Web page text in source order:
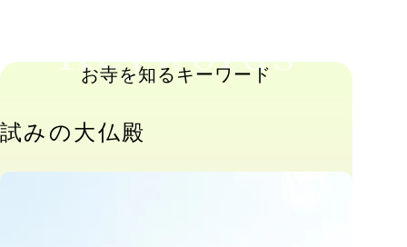
お寺を知るキーワード
Keywords
試みの大仏殿